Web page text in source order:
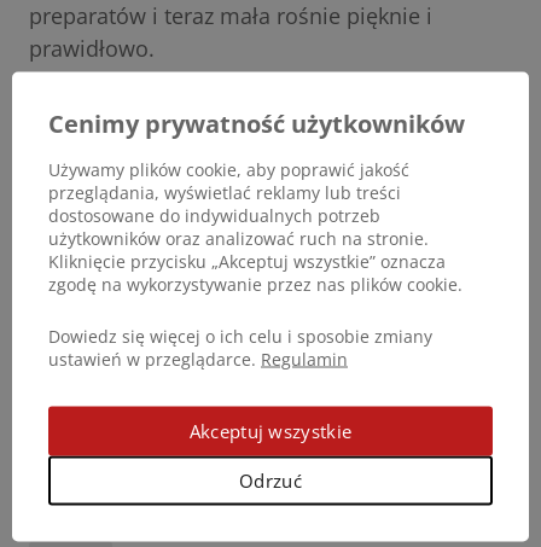
preparatów i teraz mała rośnie pięknie i
prawidłowo.
Opinia nadesłana przez Dogoteka.
Cenimy prywatność użytkowników
Używamy plików cookie, aby poprawić jakość
przeglądania, wyświetlać reklamy lub treści
dostosowane do indywidualnych potrzeb
użytkowników oraz analizować ruch na stronie.
Kliknięcie przycisku „Akceptuj wszystkie” oznacza
zgodę na wykorzystywanie przez nas plików cookie.
Dowiedz się więcej o ich celu i sposobie zmiany
ustawień w przeglądarce. Regulamin
Odrzuć
Akceptuj wszystkie